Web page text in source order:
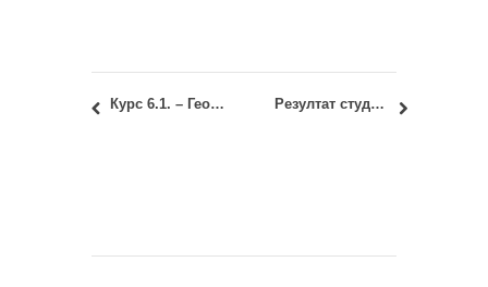
Курс 6.1. – Геометрија облика 1: Надокнада 11. вежбе Резултат студентског конкурса: ентеријер библиотеке Института за молекуларну генетику и генетичко инжењерство